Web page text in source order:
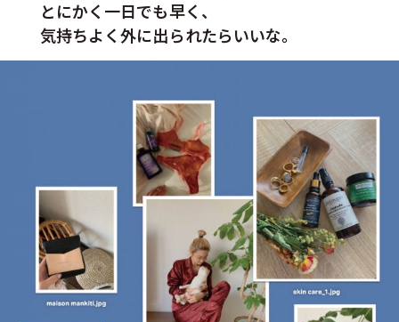
とにかく一日でも早く、
気持ちよく外に出られたらいいな。